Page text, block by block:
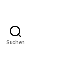
Suchen